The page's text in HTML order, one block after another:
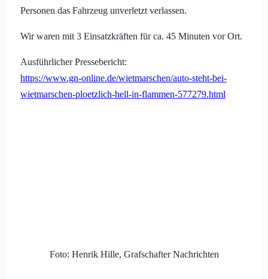
Personen das Fahrzeug unverletzt verlassen.
Wir waren mit 3 Einsatzkräften für ca. 45 Minuten vor Ort.
Ausführlicher Pressebericht:
https://www.gn-online.de/wietmarschen/auto-steht-bei-
wietmarschen-ploetzlich-hell-in-flammen-577279.html
Foto: Henrik Hille, Grafschafter Nachrichten